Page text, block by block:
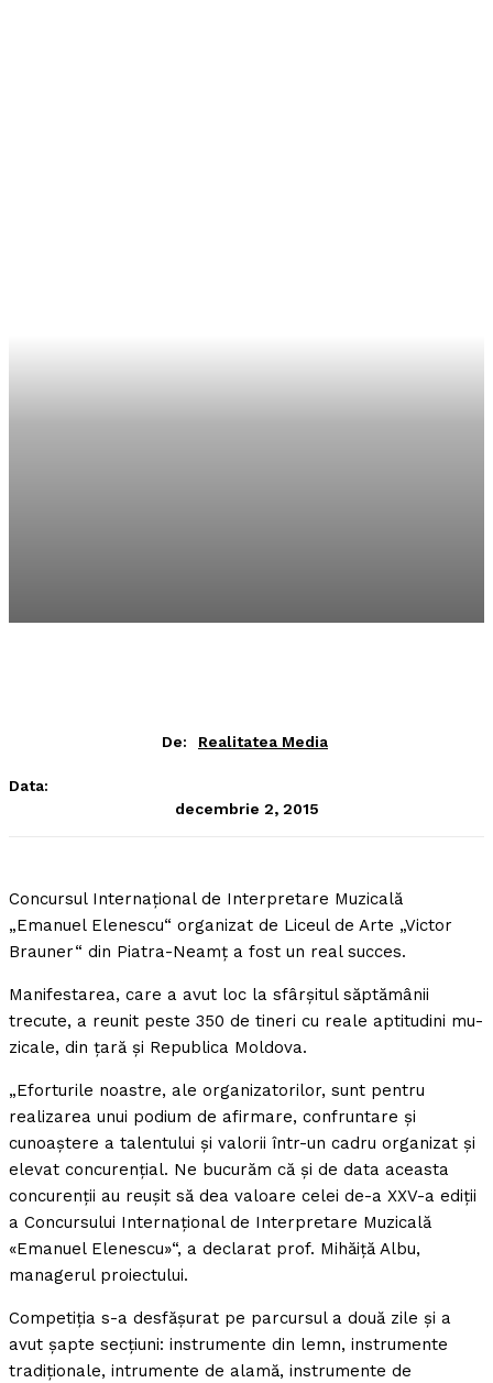
De: Realitatea Media
Data:
decembrie 2, 2015
Concursul Internaţional de Interpretare Muzicală
„Emanuel Elenescu“ organizat de Liceul de Arte „Victor
Brauner“ din Piatra-Neamţ a fost un real succes.
Manifestarea, care a avut loc la sfârşitul săptămânii
trecute, a reunit peste 350 de tineri cu reale aptitudini mu-
zicale, din ţară şi Republica Moldova.
„Eforturile noastre, ale organizatorilor, sunt pentru
realizarea unui podium de afirmare, confruntare şi
cunoaştere a talentului şi valorii într-un cadru organizat şi
elevat concurenţial. Ne bucurăm că şi de data aceasta
concurenţii au reuşit să dea valoare celei de-a XXV-a ediţii
a Concursului Internaţional de Interpretare Muzicală
«Emanuel Elenescu»“, a declarat prof. Mihăiţă Albu,
managerul proiectului.
Competiţia s-a desfăşurat pe parcursul a două zile şi a
avut şapte secţiuni: instrumente din lemn, instrumente
tradiţionale, intrumente de alamă, instrumente de